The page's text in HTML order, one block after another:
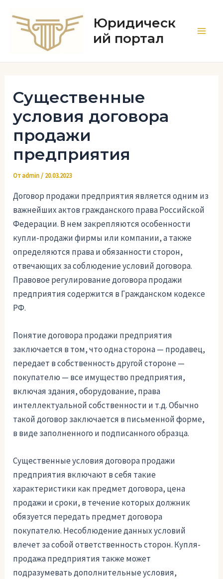
содержимому
Юридическ
ий портал
Существенные
условия договора
продажи
предприятия
Отadmin/ 20.03.2023
Договор продажи предприятия является одним из
важнейших актов гражданского права Российской
Федерации. В нем закрепляются особенности
купли-продажи фирмы или компании, а также
определяются права и обязанности сторон,
отвечающих за соблюдение условий договора.
Правовое регулирование договора продажи
предприятия содержится в Гражданском кодексе
РФ.
Понятие договора продажи предприятия
заключается в том, что одна сторона — продавец,
передает в собственность другой стороне —
покупателю — все имущество предприятия,
включая здания, оборудование, права
интеллектуальной собственности и т.д. Обычно
такой договор заключается в письменной форме,
в виде заполненного и подписанного образца.
Существенные условия договора продажи
предприятия включают в себя такие
характеристики как предмет договора, цена
продажи и сроки, в течение которых должник
обязуется передать предмет договора
покупателю. Несоблюдение данных условий
влечет за собой ответственность сторон. Купля-
продажа предприятия также может
подразумевать дополнительные условия,